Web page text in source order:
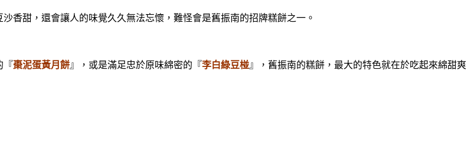
甜，還會讓人的味覺久久無法忘懷，難怪會是舊振南的招牌糕餅之一。
『棗泥蛋黃月餅』，或是滿足忠於原味綿密的『李白綠豆椪』，舊振南的糕餅，最大的特色就在於吃起來綿甜爽